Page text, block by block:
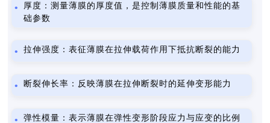
厚度：测量薄膜的厚度值，是控制薄膜质量和性能的基
础参数
拉伸强度：表征薄膜在拉伸载荷作用下抵抗断裂的能力
断裂伸长率：反映薄膜在拉伸断裂时的延伸变形能力
弹性模量：表示薄膜在弹性变形阶段应力与应变的比例